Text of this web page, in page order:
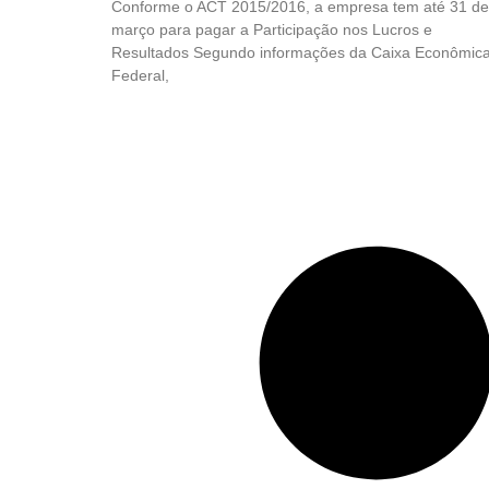
Conforme o ACT 2015/2016, a empresa tem até 31 de
março para pagar a Participação nos Lucros e
Resultados Segundo informações da Caixa
Federal,